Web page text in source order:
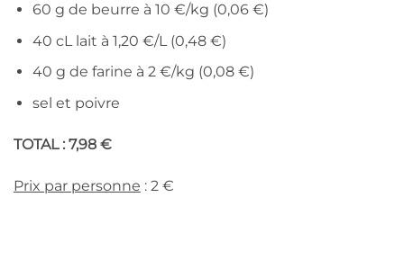
60 g de beurre à 10 €/kg (0,06 €)
40 cL lait à 1,20 €/L (0,48 €)
40 g de farine à 2 €/kg (0,08 €)
sel et poivre
TOTAL : 7,98 €
Prix par personne : 2 €